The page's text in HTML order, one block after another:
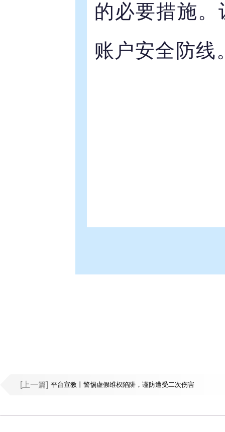
的必要措施
账户安全防线
[上一篇] 平台宣教丨警惕虚假维权陷阱，谨防遭受二次伤害